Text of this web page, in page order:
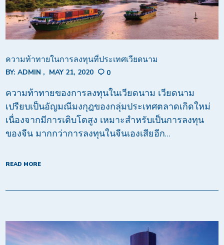
ความท้าทายในการลงทุนที่ประเทศเวียดนาม
BY:ADMIN MAY 21, 2020 0
ความท้าทายของการลงทุนในเวียดนาม เวียดนาม
เปรียบเป็นอัญมณีมงกุฎของกลุ่มประเทศตลาดเกิดใหม่
เนื่องจากมีการเติบโตสูง เหมาะสำหรับเป็นการลงทุน
ของจีน มากกว่าการลงทุนในจีนเองเสียอีก…
READ MORE